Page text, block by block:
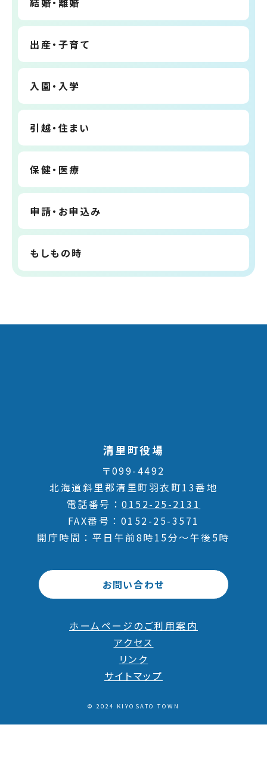
出産・子育て
入園・入学
引越・住まい
保健・医療
申請・お申込み
もしもの時
清里町役場
〒099-4492
北海道斜里郡清里町羽衣町13番地
電話番号
0152-25-2131
FAX番号
0152-25-3571
開庁時間
平日午前8時15分～午後5時
お問い合わせ
ホームページのご利用案内
アクセス
リンク
サイトマップ
© 2024 KIYOSATO TOWN